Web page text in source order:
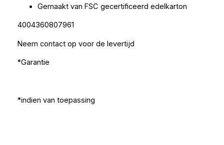
Gemaakt van FSC gecertificeerd edelkarton
4004360807961
Neem contact op voor de levertijd
*Garantie
*indien van toepassing